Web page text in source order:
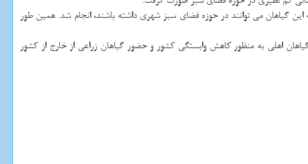
گیاهان می توانند در حوزه فضای سبز شهری داشته باشند، انجام شد. همین طور
اهلی به منظور كاهش وابستگی كشور و حضور گیاهان زراعی از خارج از كشور